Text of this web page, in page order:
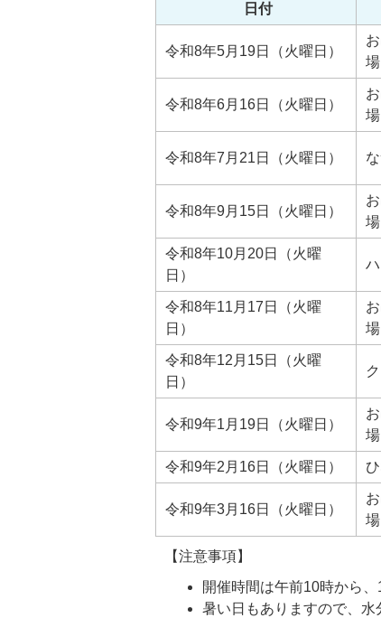
日付
令和8年5月19日（火曜日）
場
令和8年6月16日（火曜日）
場
令和8年7月21日（火曜日）
令和8年9月15日（火曜日）
場
令和8年10月20日（火曜
日）
令和8年11月17日（火曜
日）
場
令和8年12月15日（火曜
日）
令和9年1月19日（火曜日）
場
令和9年2月16日（火曜日）
令和9年3月16日（火曜日）
場
【注意事項】
開催時間は午前10時から、
暑い日もありますので、水